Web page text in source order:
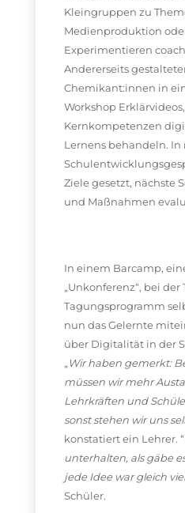
Kleingruppen zu
Medienproduktion
Experimentieren
Andererseits
Chemikant:innen in
Workshop
Kernkompetenzen
Lernens behandeln.
Ziele gesetzt, nächste
und Maßnahmen
In einem Barcamp,
„Unkonferenz“, bei
Tagungsprogramm
nun das Gelernte
über Digitalität in der
„Wir haben gemerkt:
müssen wir mehr
Lehrkräften und
sonst stehen wir uns
konstatiert ein Lehrer. “
unterhalten, als gäbe
jede Idee war gleich
Schüler.